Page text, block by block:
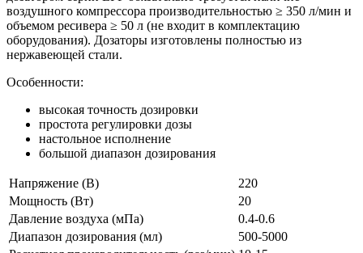
воздушного компрессора производительностью ≥ 350 л/мин и
объемом ресивера ≥ 50 л (не входит в комплектацию
оборудования). Дозаторы изготовлены полностью из
нержавеющей стали.
Особенности:
высокая точность дозировки
простота регулировки дозы
настольное исполнение
большой диапазон дозирования
Напряжение (В)
220
Мощность (Вт)
20
Давление воздуха (мПа)
0.4-0.6
Диапазон дозирования (мл)
500-5000